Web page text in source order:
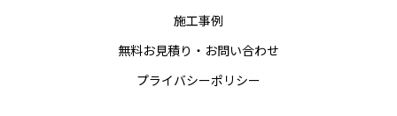
施工事例
無料お見積り・お問い合わせ
プライバシーポリシー